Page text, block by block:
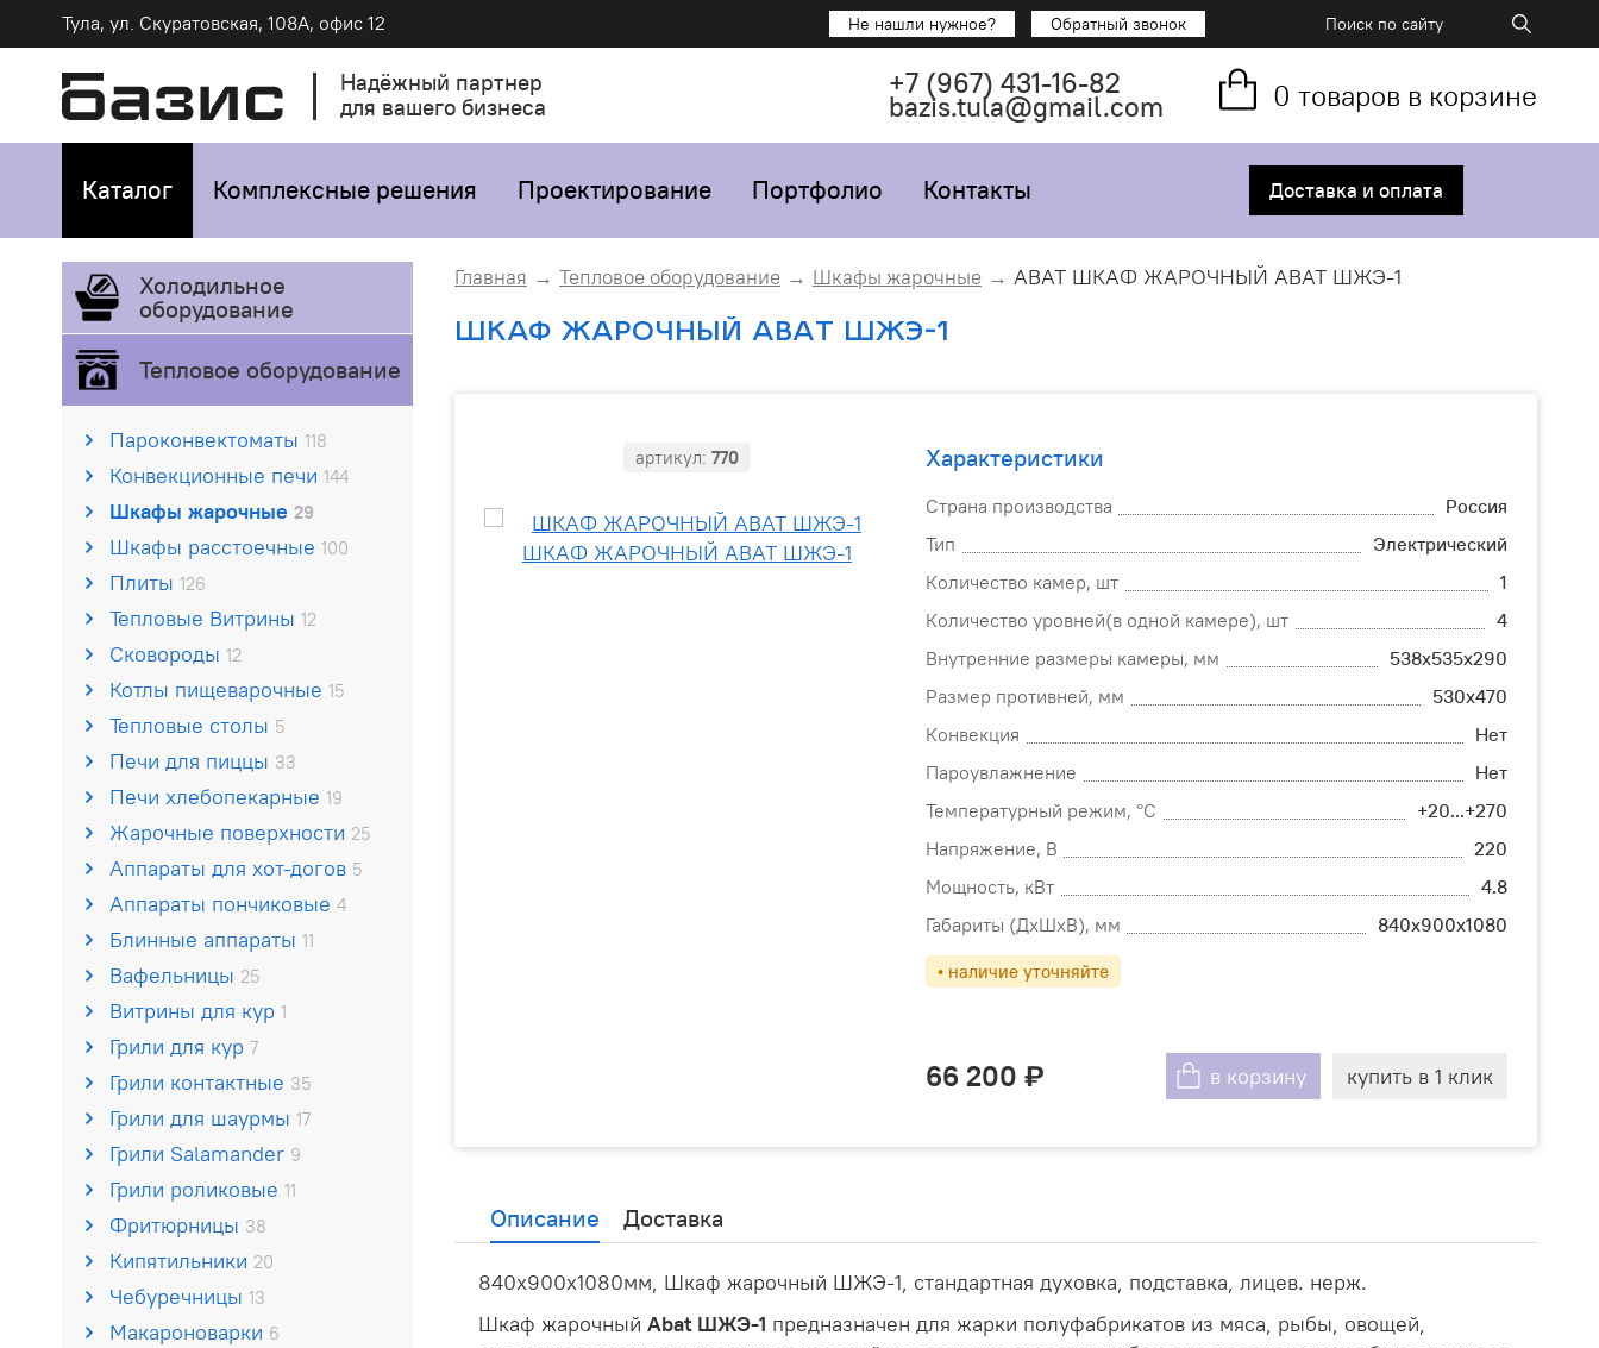
Тула, ул. Скуратовская, 108А, офис 12 Не нашли нужное? Обратный звонок
Надёжный партнер
для вашего бизнеса
+7 (967) 431-16-82
bazis.tula@gmail.com 0 товаров в корзине
Каталог Комплексные решения Проектирование Портфолио Контакты Доставка и оплата
Холодильное
оборудование
Тепловое оборудование
Пароконвектоматы 118
Конвекционные печи 144
Шкафы жарочные 29
Шкафы расстоечные 100
Плиты 126
Тепловые Витрины 12
Сковороды 12
Котлы пищеварочные 15
Тепловые столы 5
Печи для пиццы 33
Печи хлебопекарные 19
Жарочные поверхности 25
Аппараты для хот-догов 5
Аппараты пончиковые 4
Блинные аппараты 11
Вафельницы 25
Витрины для кур 1
Грили для кур 7
Грили контактные 35
Грили для шаурмы 17
Грили Salamander 9
Грили роликовые 11
Фритюрницы 38
Кипятильники 20
Чебуречницы 13
Макароноварки 6
Главная Тепловое оборудование Шкафы жарочные ABAT ШКАФ ЖАРОЧНЫЙ ABAT ШЖЭ-1
ШКАФ ЖАРОЧНЫЙ ABAT ШЖЭ-1
артикул: 770 Характеристики
Страна производства
Россия
Тип
Электрический
Количество камер, шт
1
Количество уровней(в одной камере), шт
4
Внутренние размеры камеры, мм
538x535x290
Размер противней, мм
530x470
Конвекция
Нет
Пароувлажнение
Нет
Температурный режим, °С
+20...+270
Напряжение, В
220
Мощность, кВт
4.8
Габариты (ДхШхВ), мм
840х900х1080
• наличие уточняйте
66 200 в корзину купить в 1 клик
Описание Доставка
840x900x1080мм, Шкаф жарочный ШЖЭ-1, стандартная духовка, подставка, лицев. нерж.
Шкаф жарочный Abat ШЖЭ-1 предназначен для жарки полуфабрикатов из мяса, рыбы, овощей,